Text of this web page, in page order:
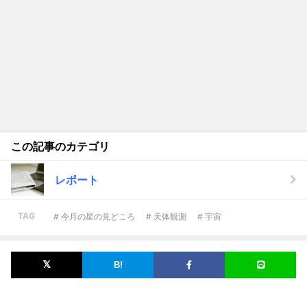
この記事のカテゴリ
レポート
TAG # 今月の星の見どころ # 天体観測 # 宇宙